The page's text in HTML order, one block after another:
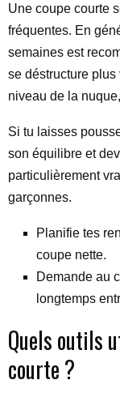
Une coupe courte
fréquentes. En
semaines est
se déstructure
niveau de la
Si tu laisses
son équilibre et
particulièrement
garçonnes.
Planifie tes
coupe nette.
Demande au
longtemps
Quels outils
courte ?